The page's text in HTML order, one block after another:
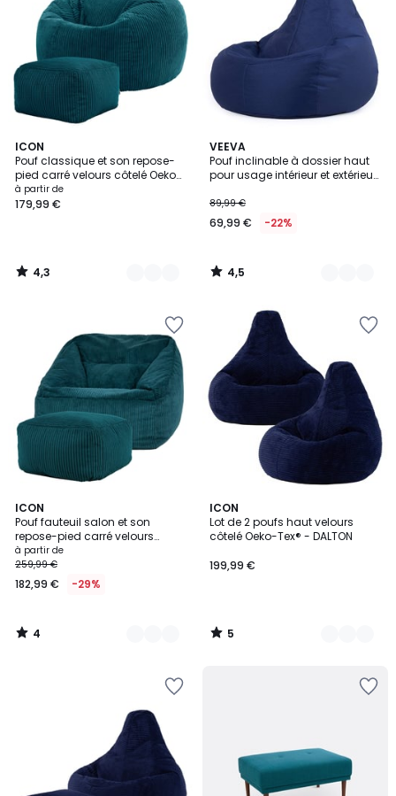
ICON
Pouf classique et son repose-
pied carré velours côtelé Oeko-
Tex® - KINGSTON
à partir de
179,99 €
4,3
/ 5
8
Couleurs
4,3
/
VEEVA
Pouf inclinable à dossier haut
pour usage intérieur et extérieur
89,99 €
69,99 € -22%
4,5
/ 5
4
Couleurs
4,5
/
ICON
Pouf fauteuil salon et son
repose-pied carré velours
côtelé Oeko-Tex® - NATALIA
à partir de
259,99 €
182,99 € -29%
4
/
5
8
Couleurs
4
/
ICON
Lot de 2 poufs haut velours
côtelé Oeko-Tex® - DALTON
199,99 €
5
/
5
8
Couleurs
5
/